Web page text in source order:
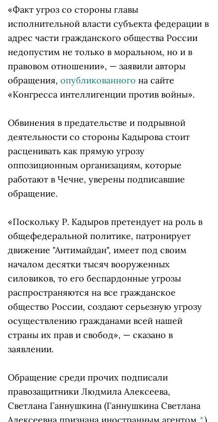
«Факт угроз со стороны главы
исполнительной власти субъекта федерации в
адрес части гражданского общества России
недопустим не только в моральном, но и в
правовом отношении», — заявили авторы
обращения, опубликованного на сайте
«Конгресса интеллигенции против войны».
Обвинения в предательстве и подрывной
деятельности со стороны Кадырова стоит
расценивать как прямую угрозу
оппозиционным организациям, которые
работают в Чечне, уверены подписавшие
обращение.
«Поскольку Р. Кадыров претендует на роль в
общефедеральной политике, патронирует
движение "Антимайдан", имеет под своим
началом десятки тысяч вооруженных
силовиков, то его беспардонные угрозы
распространяются на все гражданское
общество России, создают серьезную угрозу
осуществлению гражданами всей нашей
страны их прав и свобод», — сказано в
заявлении.
Обращение среди прочих подписали
правозащитники Людмила Алексеева,
Светлана Ганнушкина (Ганнушкина Светлана